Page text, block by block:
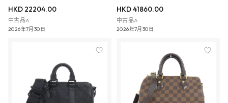
HKD 22204.00
中古品A
2026年7月30日
HKD 41860.00
中古品A
2026年7月30日